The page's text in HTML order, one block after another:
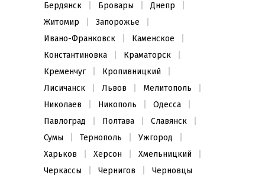
Бердянск Бровары
Днепр
Житомир
Запорожье
Ивано-Франковск
Каменское
Константиновка
Краматорск
Кременчуг
Кропивницкий
Лисичанск
Львов
Мелитополь
Николаев
Никополь
Одесса
Павлоград
Полтава
Славянск
Сумы
Тернополь
Ужгород
Харьков
Херсон
Хмельницкий
Черкассы
Чернигов Черновцы